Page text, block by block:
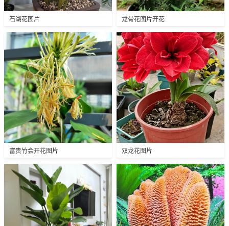
石湖花图片 龙骨花图片开花
富贵竹会开花图片 双龙花图片